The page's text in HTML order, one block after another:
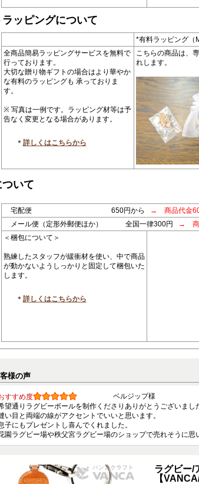
ッピングについて
*有料ラッピング（
全商品簡易ラッピングサービスを無料で
行っております。
大切な贈り物ギフトの場合はより華やか
な有料のラッピングも 承っておりま
す。
※ 写真は一例です。ラッピング材等は予
告なく変更となる場合があります。
＊ 詳しくはこちらから
こちらの商品は、
れします。
いて
宅配便 650円から
→ 商品代金
メール便（定形外郵便ほか） 全国一律300円
→ 商
＜梱包について＞
熟練したスタッフが緩衝材を使い、中で商品
が動かないようしっかりと固定して梱包いた
します。
＊ 詳しくはこちらから
様の声
すすめ度 ベルジップ様
望通りラグビーボールを制作くださりありがとうございまし
い目と両端の線がアクセントでいいと思います。
子にもプレゼントし喜んでくれました。
園ラグビー場や秩父宮ラグビー場のショップで売れそうに思
ラグビー/
【